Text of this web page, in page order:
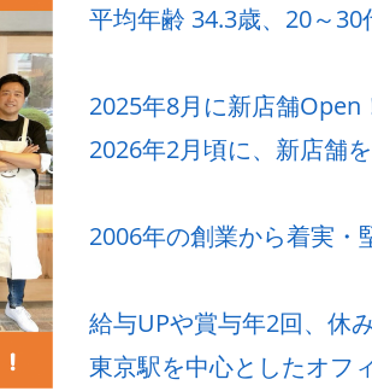
平均年齢 34.3歳、20～30
2025年8月に新店舗Open
2026年2月頃に、新店舗
2006年の創業から着実・
給与UPや賞与年2回、休
東京駅を中心としたオフ